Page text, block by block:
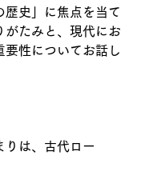
歴史」に焦点を当て
がたみと、現代にお
要性についてお話し
りは、古代ロー